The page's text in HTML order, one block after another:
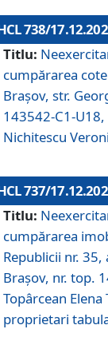
738/
Titlu:
cumpărarea
Braşov, str.
143542-C1-
Nichitescu
737/
Titlu:
cumpărarea
Republicii nr.
Brașov, nr. top.
Topârcean
proprietari